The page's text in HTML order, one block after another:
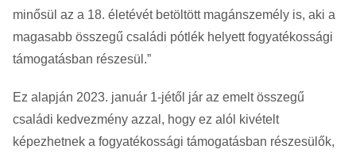
minősül az a 18. életévét betöltött magánszemély is, aki a
magasabb összegű családi pótlék helyett fogyatékossági
támogatásban részesül.”
Ez alapján 2023. január 1-jétől jár az emelt összegű
családi kedvezmény azzal, hogy ez alól kivételt
képezhetnek a fogyatékossági támogatásban részesülők,